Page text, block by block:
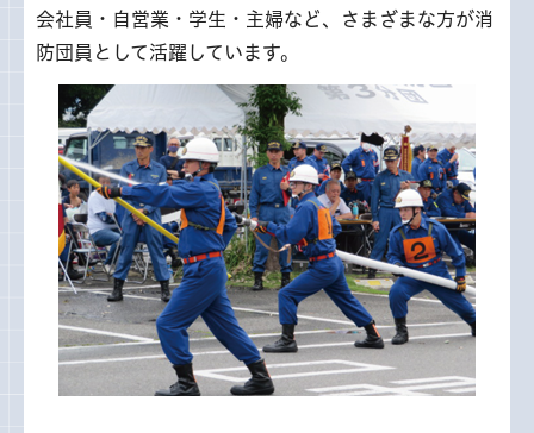
会社員・自営業・学生・主婦など、さまざまな方が消
防団員として活躍しています。